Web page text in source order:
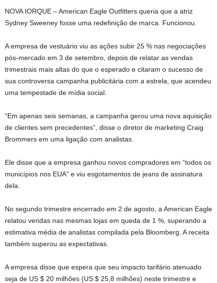
NOVA IORQUE –American Eagle Outfitters queria que a atriz
Sydney Sweeney fosse uma redefinição de marca. Funcionou.
A empresa de vestuário viu as ações subir 25 % nas negociações
pós-mercado em 3 de setembro, depois de relatar as vendas
trimestrais mais altas do que o esperado e citaram o sucesso de
sua controversa campanha publicitária com a estrela, que acendeu
uma tempestade de mídia social.
“Em apenas seis semanas, a campanha gerou uma nova aquisição
de clientes sem precedentes”, disse o diretor de marketing Craig
Brommers em uma ligação com analistas.
Ele disse que a empresa ganhou novos compradores em “todos os
municípios nos EUA” e viu esgotamentos de jeans de assinatura
dela.
No segundo trimestre encerrado em 2 de agosto, a American Eagle
relatou vendas nas mesmas lojas em queda de 1 %, superando a
estimativa média de analistas compilada pela Bloomberg. A receita
também superou as expectativas.
A empresa disse que espera que seu impacto tarifário atenuado
seja de US $ 20 milhões (US $ 25,8 milhões) neste trimestre e